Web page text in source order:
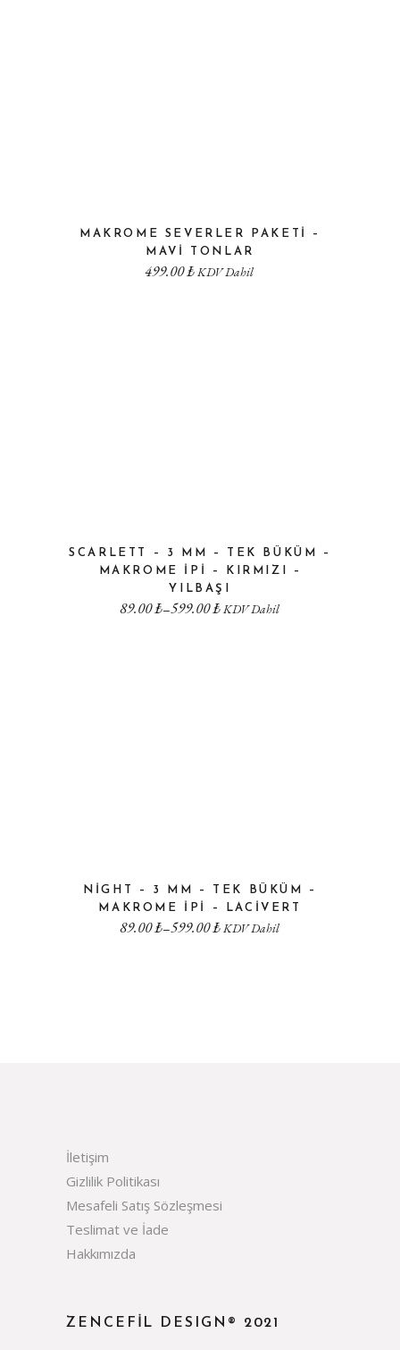
MAKROME SEVERLER PAKETI –
MAVI TONLAR
499.00₺KDV Dahil
SCARLETT – 3 MM – TEK BÜKÜM –
MAKROME IPI – KIRMIZI –
YILBAŞI
89.00₺–599.00₺KDV Dahil
NIGHT – 3 MM – TEK BÜKÜM –
MAKROME IPI – LACIVERT
89.00₺–599.00₺KDV Dahil
İletişim
Gizlilik Politikası
Mesafeli Satış Sözleşmesi
Teslimat ve İade
Hakkımızda
ZENCEFIL DESIGN® 2021